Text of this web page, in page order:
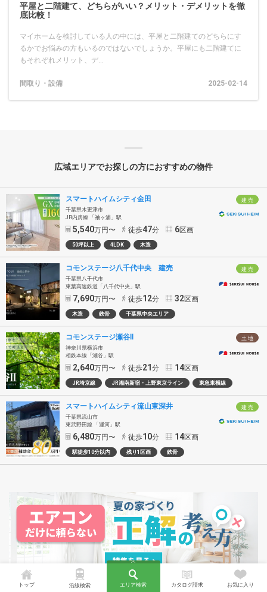
トップ 沿線検索 エリア検索 カタログ請求 お気に入り
平屋と二階建て、どちらがいい？メリット・デメリットを徹
底比較！
マイホームを検討している人の中には、平屋と二階建てのどちらにす
るかでお悩みの方もいるのではないでしょうか。平屋にも二階建てに
もそれぞれメリット、デ...
間取り・設備 2025-02-14
広域エリアでお探しの方におすすめの物件
建 売
スマートハイムシティ金田
千葉県木更津市
JR内房線 「袖ヶ浦」駅
5,540万円〜 徒歩47分 6区画
50坪以上 4LDK 木造
建 売
コモンステージ八千代中央 建売
千葉県八千代市
東葉高速鉄道「八千代中央」駅
7,690万円〜 徒歩12分 32区画
木造 鉄骨 千葉県中央エリア
土 地
コモンステージ瀬谷Ⅱ
神奈川県横浜市
相鉄本線「瀬谷」駅
2,640万円〜 徒歩21 分 14区画
JR埼京線 JR湘南新宿・上野東京ライン 東急東横線
建 売
スマートハイムシティ流山東深井
千葉県流山市
東武野田線 「運河」駅
6,480万円〜 徒歩10分 14区画
駅徒歩10分以内 残り1区画 鉄骨